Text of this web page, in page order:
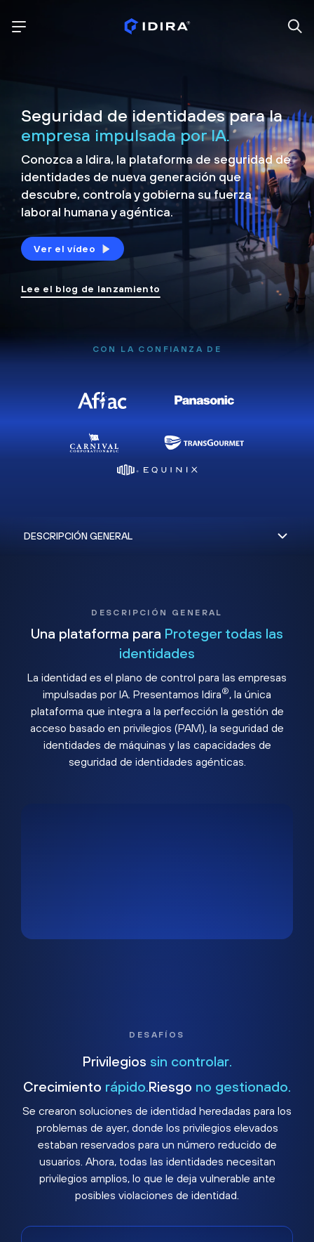
Seguridad de identidades para la
empresa impulsada por IA.
Conozca a Idira, la plataforma de seguridad de
identidades de nueva generación que
descubre, controla ygobierna su fuerza
laboral humana y agéntica.
Ver el vídeo
Lee el blog de lanzamiento
CON LA CONFIANZA DE
DESCRIPCIÓN GENERAL
Una plataforma para Proteger todas las
identidades
La identidad es el plano de control para las empresas
impulsadas por IA. Presentamos Idira®, la única
plataforma que integra a la perfección la gestión de
acceso basado en privilegios (PAM), la seguridad de
identidades de máquinas y las capacidades de
seguridad de identidades agénticas.
DESAFÍOS
Privilegios sin controlar.
Crecimiento rápido. Riesgo no gestionado.
Se crearon soluciones de identidad heredadas para los
problemas de ayer, donde los privilegios elevados
estaban reservados para un número reducido de
usuarios. Ahora, todas las identidades necesitan
privilegios amplios, lo que le deja vulnerable ante
posibles violaciones de identidad.